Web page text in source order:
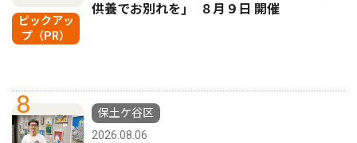
ピックアッ
プ（PR）
供養でお別れを｣ ８月９日 開催
8
保土ケ谷区
2026.08.06